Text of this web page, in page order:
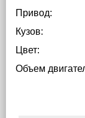
Привод:
Кузов:
Цвет:
Объем